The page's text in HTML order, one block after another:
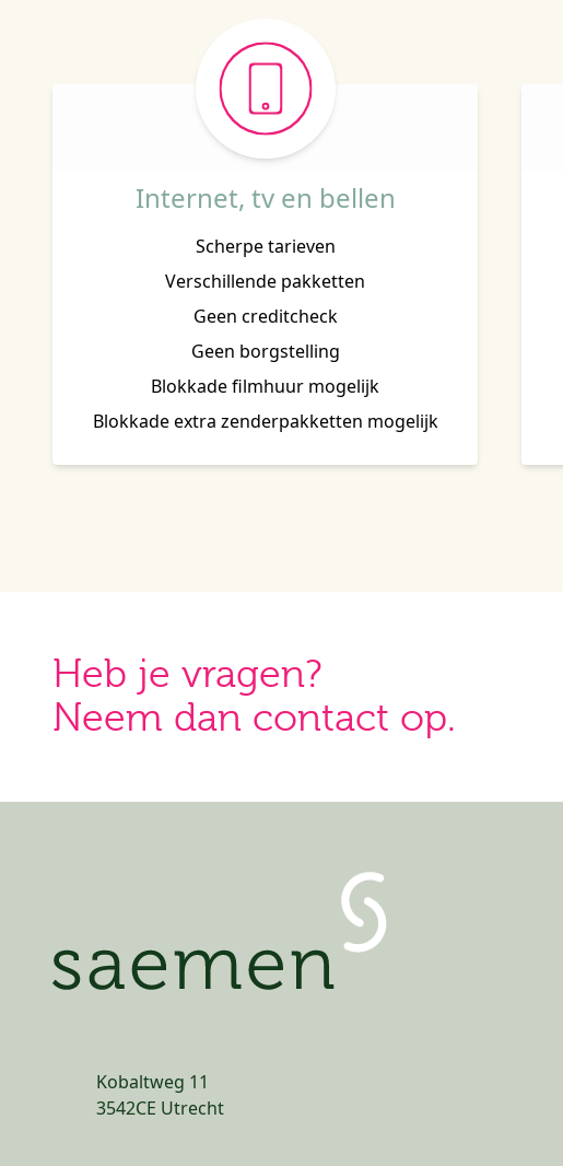
Internet, tv en bellen
Scherpe tarieven
Verschillende pakketten
Geen creditcheck
Geen borgstelling
Blokkade filmhuur mogelijk
Blokkade extra zenderpakketten mogelijk
Heb je vragen?
Neem dan contact op.
Kobaltweg 11
3542CE Utrecht